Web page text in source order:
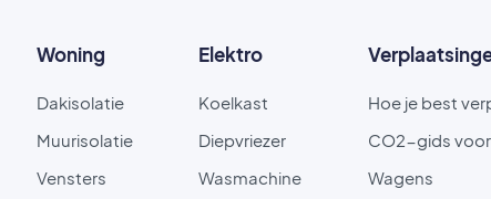
Woning
Dakisolatie
Muurisolatie
Vensters
Elektro
Koelkast
Diepvriezer
Wasmachine
Hoe je best
CO2-gids
Wagens